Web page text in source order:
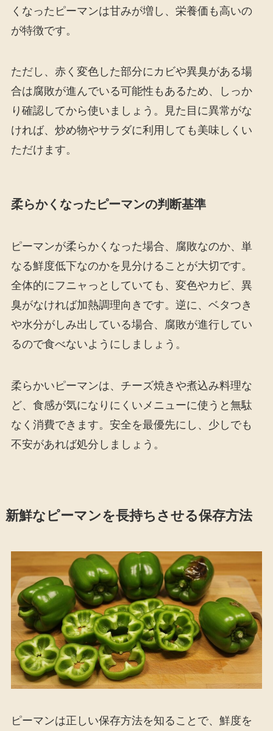
くなったピーマンは甘みが増し、栄養価も高いの
が特徴です。
ただし、赤く変色した部分にカビや異臭がある場
合は腐敗が進んでいる可能性もあるため、しっか
り確認してから使いましょう。見た目に異常がな
ければ、炒め物やサラダに利用しても美味しくい
ただけます。
柔らかくなったピーマンの判断基準
ピーマンが柔らかくなった場合、腐敗なのか、単
なる鮮度低下なのかを見分けることが大切です。
全体的にフニャっとしていても、変色やカビ、異
臭がなければ加熱調理向きです。逆に、ベタつき
や水分がしみ出している場合、腐敗が進行してい
るので食べないようにしましょう。
柔らかいピーマンは、チーズ焼きや煮込み料理な
ど、食感が気になりにくいメニューに使うと無駄
なく消費できます。安全を最優先にし、少しでも
不安があれば処分しましょう。
新鮮なピーマンを長持ちさせる保存方法
ピーマンは正しい保存方法を知ることで、鮮度を